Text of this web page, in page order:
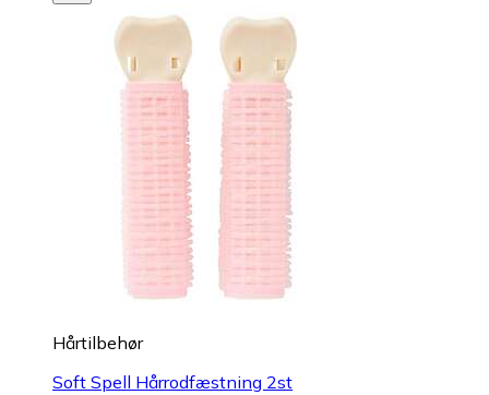
Hårtilbehør
Soft Spell Hårrodfæstning 2st